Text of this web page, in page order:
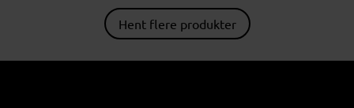
Hent flere produkter